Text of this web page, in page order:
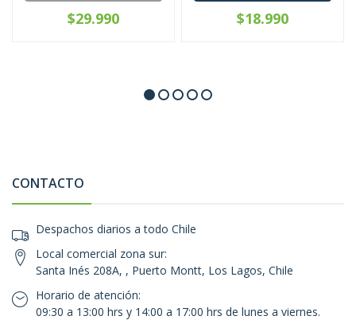
$29.990 $18.990
CONTACTO
Despachos diarios a todo Chile
Local comercial zona sur:
Santa Inés 208A, , Puerto Montt, Los Lagos, Chile
Horario de atención:
09:30 a 13:00 hrs y 14:00 a 17:00 hrs de lunes a viernes.